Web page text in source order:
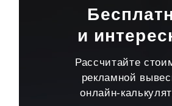
и
Рассчитайте
рекламной
онлайн-